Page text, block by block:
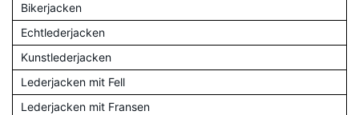
Bikerjacken
Echtlederjacken
Kunstlederjacken
Lederjacken mit Fell
Lederjacken mit Fransen